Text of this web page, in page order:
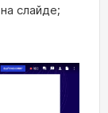
слайде;